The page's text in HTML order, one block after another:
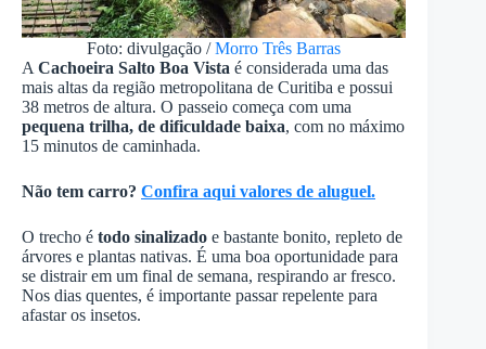
Foto: divulgação /Morro Três Barras
A Cachoeira Salto Boa Vista é considerada uma das
mais altas da região metropolitana de Curitiba e possui
38 metros de altura. O passeio começa com uma
pequena trilha, de dificuldade baixa, com no máximo
15 minutos de caminhada.
Não tem carro? Confira aqui valores de aluguel.
O trecho é todo sinalizado e bastante bonito, repleto de
árvores e plantas nativas. É uma boa oportunidade para
se distrair em um final de semana, respirando ar fresco.
Nos dias quentes, é importante passar repelente para
afastar os insetos.